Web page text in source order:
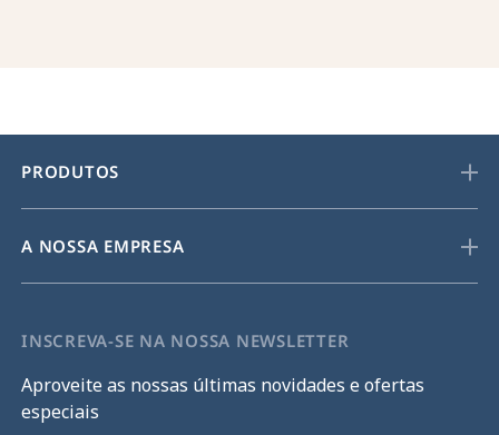
PRODUTOS
A NOSSA EMPRESA
INSCREVA-SE NA NOSSA NEWSLETTER
Aproveite as nossas últimas novidades e ofertas
especiais